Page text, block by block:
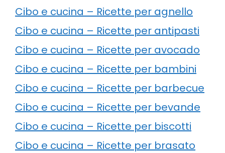
Cibo e cucina – Ricette per agnello
Cibo e cucina – Ricette per antipasti
Cibo e cucina – Ricette per avocado
Cibo e cucina – Ricette per bambini
Cibo e cucina – Ricette per barbecue
Cibo e cucina – Ricette per bevande
Cibo e cucina – Ricette per biscotti
Cibo e cucina – Ricette per brasato